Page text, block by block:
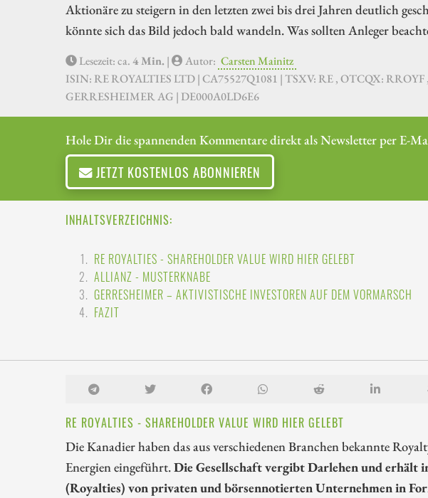
Aktionäre zu steigern in den letzten zwei bis drei Jahren deutlich
könnte sich das Bild jedoch bald wandeln. Was sollten Anleger
Lesezeit: ca.4 Min. | Autor: Carsten Mainitz
ISIN: RE ROYALTIES LTD | CA75527Q1081 | TSXV: RE , OTCQX:
GERRESHEIMER AG | DE000A0LD6E6
Hole Dir die spannenden Kommentare direkt als Newsletter per E-
JETZT KOSTENLOS ABONNIEREN
INHALTSVERZEICHNIS:
RE ROYALTIES - SHAREHOLDER VALUE WIRD HIER GELEBT
ALLIANZ - MUSTERKNABE
GERRESHEIMER – AKTIVISTISCHE INVESTOREN AUF DEM VORMARSCH
FAZIT
RE ROYALTIES - SHAREHOLDER VALUE WIRD HIER GELEBT
Die Kanadier haben das aus verschiedenen Branchen bekannte
Energien eingeführt.Die Gesellschaft vergibt Darlehen und erhält
(Royalties) von privaten und börsennotierten Unternehmen in